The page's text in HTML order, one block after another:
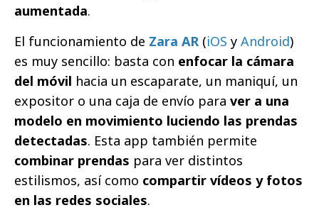
aumentada.
El funcionamiento de Zara AR (iOS y Android)
es muy sencillo: basta con enfocar la cámara
del móvil hacia un escaparate, un maniquí, un
expositor o una caja de envío para ver a una
modelo en movimiento luciendo las prendas
detectadas. Esta app también permite
combinar prendas para ver distintos
estilismos, así como compartir vídeos y fotos
en las redes sociales.